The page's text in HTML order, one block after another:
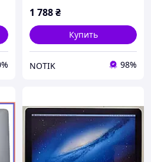
1 788₴
Купить
NOTIK 98%